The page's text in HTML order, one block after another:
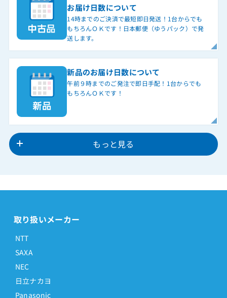
お届け日数について
14時までのご決済で最短即日発送！1台からでも
もちろんＯＫです！日本郵便（ゆうパック）で発
送します。
新品のお届け日数について
午前９時までのご発注で即日手配！1台からでも
もちろんＯＫです！
もっと見る
取り扱いメーカー
NTT
SAXA
NEC
日立ナカヨ
Panasonic